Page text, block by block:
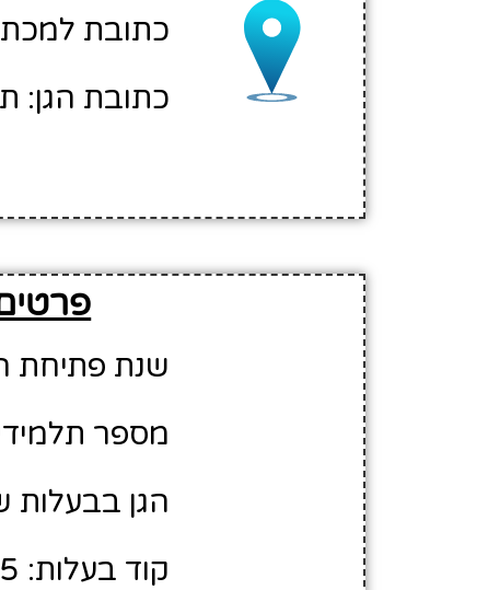
כתובת
כתובת הגן:
שנת פתיחת הגן:
מספר תלמידים
הגן בבעלות
קוד בעלות: 10450005